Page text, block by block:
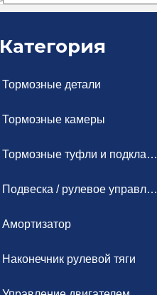
Категория
Тормозные детали
Тормозные камеры
Тормозные туфли и подкладки
Подвеска / рулевое управление
Амортизатор
Наконечник рулевой тяги